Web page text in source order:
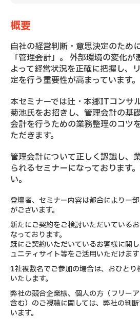
概要
自社の経営判断・意思決定のため
「管理会計」。 外部環境の変化
よって経営状況を正確に把握し、
定を行う重要性が高まっています。
本セミナーでは辻・本郷ITコンサ
菊池氏をお招きし、管理会計の基
会計を行うための業務整理のコツ
ただきます。
管理会計について正しく認識し、
られるセミナーになっております
い。
登壇者、セミナー内容は都合により一
がございます。
新たにご契約をご検討いただいている
なっております。
既にご契約いただいているお客様に関
ュニティサイト等をご活用いただけます
1社複数名でご参加の場合は、おひとり
いたします。
弊社の競合企業様、個人の方（フリー
含む）のご視聴に関しては、弊社の判
います。